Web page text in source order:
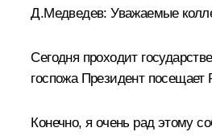
Д.Медведев: Уважаемые
Сегодня проходит
госпожа Президент
Конечно, я очень рад этому